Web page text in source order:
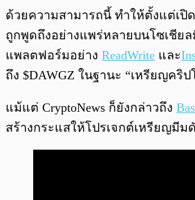
ด้วยความสามารถนี้ ทำให้ตั้งแต่เปิด
ถูกพูดถึงอย่างแพร่หลายบนโซเชียล
แพลตฟอร์มอย่าง ReadWrite และ
ถึง $DAWGZ ในฐานะ “เหรียญคริ
แม้แต่ CryptoNews ก็ยังกล่าวถึง
สร้างกระแสให้โปรเจกต์เหรียญมีม